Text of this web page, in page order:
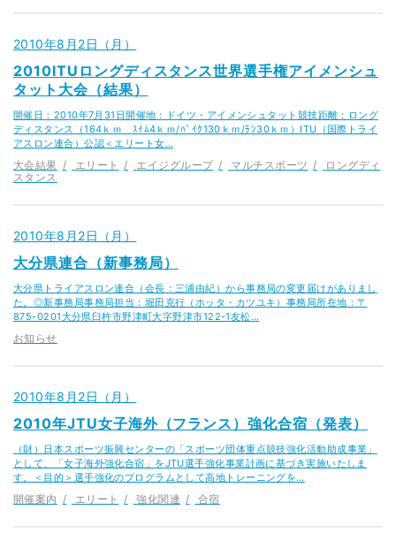
2010年8月2日（月）
2010ITUロングディスタンス世界選手権アイメンシュ
タット大会（結果）
開催日：2010年7月31日開催地：ドイツ・アイメンシュタット競技距離：ロング
ディスタンス（164ｋｍ ｽｲﾑ4ｋｍ/ﾊﾞｲｸ130ｋｍ/ﾗﾝ30ｋｍ）ITU（国際トライ
アスロン連合）公認＜エリート女…
大会結果 エリート エイジグループ マルチスポーツ
ロングディ
スタンス
2010年8月2日（月）
大分県連合（新事務局）
大分県トライアスロン連合（会長：三浦由紀）から事務局の変更届けがありまし
た。◎新事務局事務局担当：堀田克行（ホッタ・カツユキ）事務局所在地：〒
875-0201大分県臼杵市野津町大字野津市122-1友松…
お知らせ
2010年8月2日（月）
2010年JTU女子海外（フランス）強化合宿（発表）
（財）日本スポーツ振興センターの「スポーツ団体重点競技強化活動助成事業」
として、「女子海外強化合宿」をJTU選手強化事業計画に基づき実施いたしま
す。＜目的＞選手強化のプログラムとして高地トレーニングを…
開催案内 エリート 強化関連 合宿